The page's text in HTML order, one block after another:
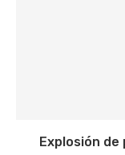
Explosión de